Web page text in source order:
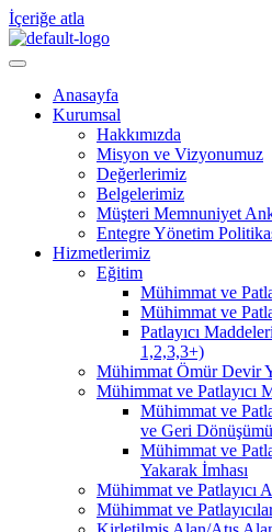
İçeriğe atla
Anasayfa
Kurumsal
Hakkımızda
Misyon ve Vizyonumuz
Değerlerimiz
Belgelerimiz
Müşteri Memnuniyet
Entegre Yönetim
Hizmetlerimiz
Eğitim
Mühimmat ve
Mühimmat ve
Patlayıcı
1,2,3,3+)
Mühimmat Ömür Devir
Mühimmat ve Patlayıcı
Mühimmat ve
ve Geri Dönüşümü
Mühimmat ve
Yakarak İmhası
Mühimmat ve Patlayıcı
Mühimmat ve